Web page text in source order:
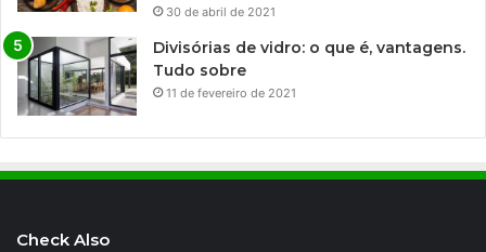
30 de abril de 2021
Divisórias de vidro: o que é, vantagens.
Tudo sobre
11 de fevereiro de 2021
Check Also